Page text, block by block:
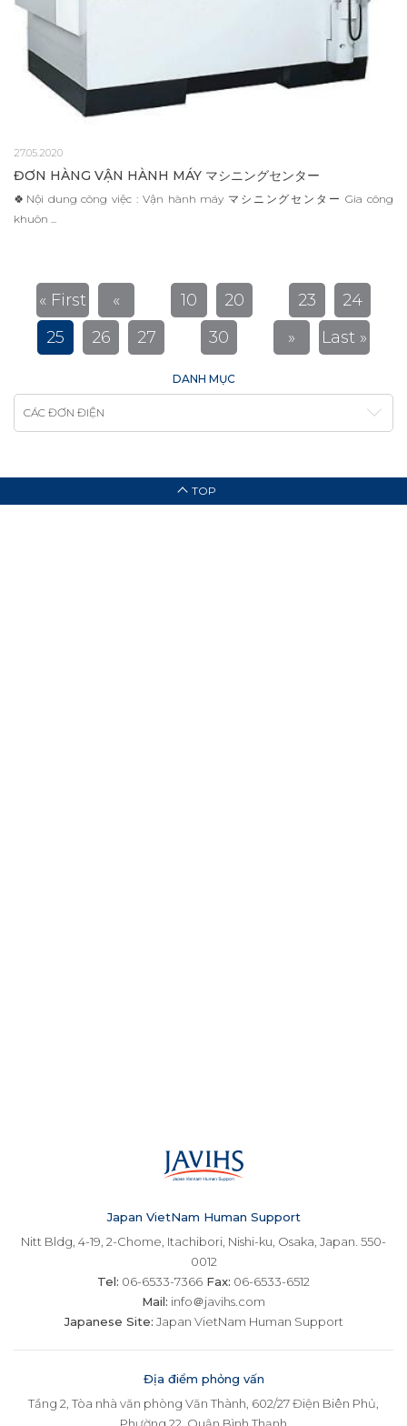
27.05.2020
ĐƠN HÀNG VẬN HÀNH MÁY マシニングセンター
🍀Nội dung công việc : Vận hành máy マシニングセンター Gia công
khuôn ...
« First « 10 20 23
24
25
26 27 30 » Last »
DANH MỤC
CÁC ĐƠN ĐIỆN
TOP
Japan VietNam Human Support
Nitt Bldg, 4-19, 2-Chome, Itachibori, Nishi-ku, Osaka, Japan. 550-
0012
Tel: 06-6533-7366 Fax: 06-6533-6512
Mail: info＠javihs.com
Japanese Site: Japan VietNam Human Support
Địa điểm phỏng vấn
Tầng 2, Tòa nhà văn phòng Văn Thành, 602/27 Điện Biên Phủ,